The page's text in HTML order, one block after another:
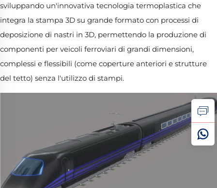
sviluppando un'innovativa tecnologia termoplastica che
integra la stampa 3D su grande formato con processi di
deposizione di nastri in 3D, permettendo la produzione di
componenti per veicoli ferroviari di grandi dimensioni,
complessi e flessibili (come coperture anteriori e strutture
del tetto) senza l'utilizzo di stampi.